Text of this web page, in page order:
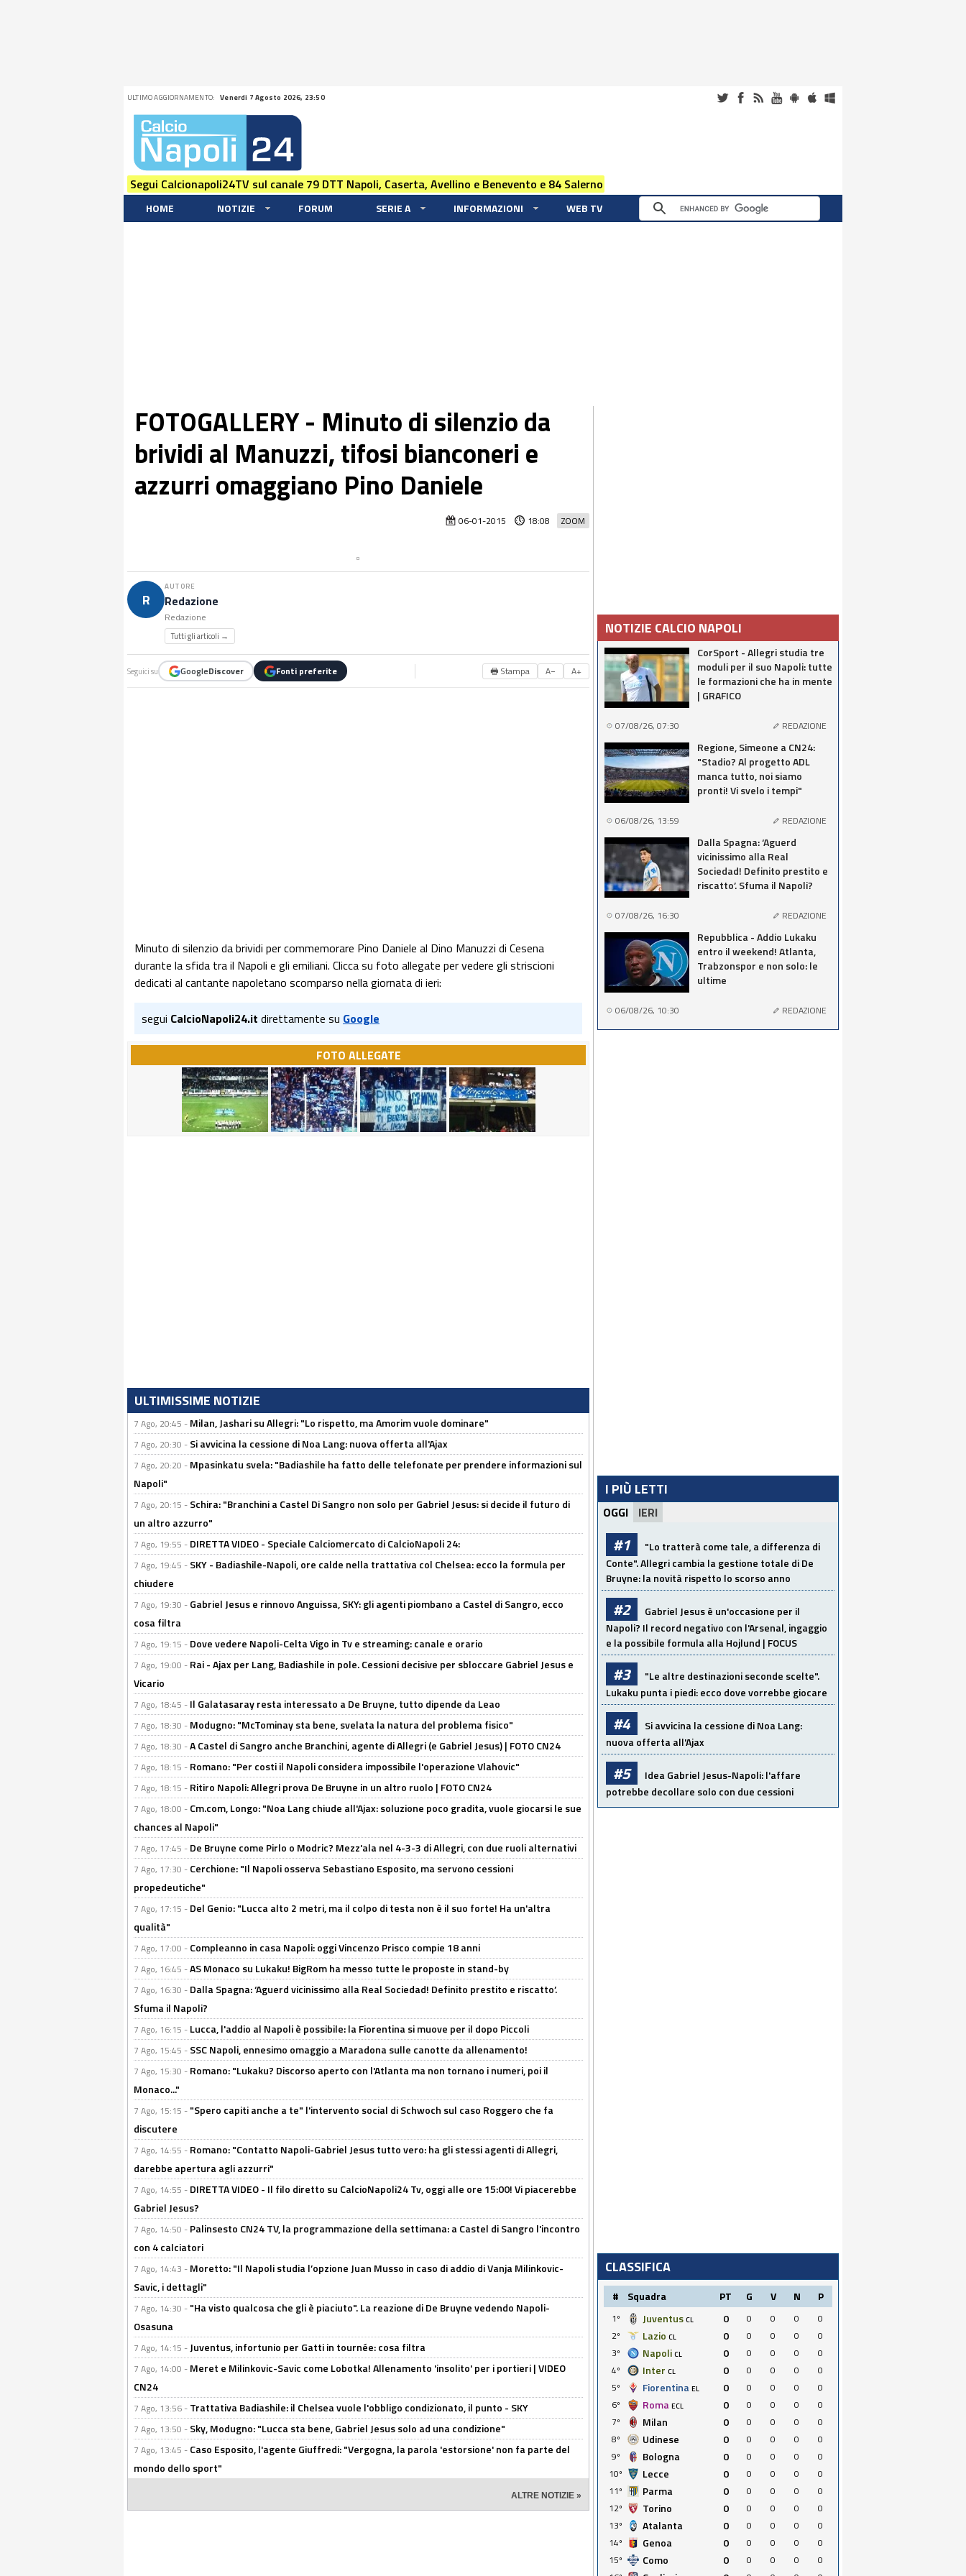
ULTIMO AGGIORNAMENTO: Venerdi 7 Agosto 2026, 23:50
Segui Calcionapoli24TV sul canale 79 DTT Napoli, Caserta, Avellino e Benevento e 84 Salerno
HOME NOTIZIE FORUM SERIE A INFORMAZIONI WEB TV
FOTOGALLERY - Minuto di silenzio da
brividi al Manuzzi, tifosi bianconeri e
azzurri omaggiano Pino Daniele
ZOOM
06-01-2015 18:08
R
AUTORE
Redazione
Redazione
Tutti gli articoli →
Seguici su GoogleDiscover Fonti preferite 🖶 Stampa A− A+
Minuto di silenzio da brividi per commemorare Pino Daniele al Dino Manuzzi di Cesena
durante la sfida tra il Napoli e gli emiliani. Clicca su foto allegate per vedere gli striscioni
dedicati al cantante napoletano scomparso nella giornata di ieri:
segui CalcioNapoli24.it direttamente su Google
FOTO ALLEGATE
ULTIMISSIME NOTIZIE
7 Ago, 20:45 - Milan, Jashari su Allegri: "Lo rispetto, ma Amorim vuole dominare"
7 Ago, 20:30 - Si avvicina la cessione di Noa Lang: nuova offerta all'Ajax
7 Ago, 20:20 - Mpasinkatu svela: "Badiashile ha fatto delle telefonate per prendere informazioni sul
Napoli"
7 Ago, 20:15 - Schira: "Branchini a Castel Di Sangro non solo per Gabriel Jesus: si decide il futuro di
un altro azzurro"
7 Ago, 19:55 - DIRETTA VIDEO - Speciale Calciomercato di CalcioNapoli 24:
7 Ago, 19:45 - SKY - Badiashile-Napoli, ore calde nella trattativa col Chelsea: ecco la formula per
chiudere
7 Ago, 19:30 - Gabriel Jesus e rinnovo Anguissa, SKY: gli agenti piombano a Castel di Sangro, ecco
cosa filtra
7 Ago, 19:15 - Dove vedere Napoli-Celta Vigo in Tv e streaming: canale e orario
7 Ago, 19:00 - Rai - Ajax per Lang, Badiashile in pole. Cessioni decisive per sbloccare Gabriel Jesus e
Vicario
7 Ago, 18:45 - Il Galatasaray resta interessato a De Bruyne, tutto dipende da Leao
7 Ago, 18:30 - Modugno: "McTominay sta bene, svelata la natura del problema fisico"
7 Ago, 18:30 -A Castel di Sangro anche Branchini, agente di Allegri (e Gabriel Jesus) | FOTO CN24
7 Ago, 18:15 - Romano: "Per costi il Napoli considera impossibile l'operazione Vlahovic"
7 Ago, 18:15 - Ritiro Napoli: Allegri prova De Bruyne in un altro ruolo | FOTO CN24
7 Ago, 18:00 - Cm.com, Longo: "Noa Lang chiude all'Ajax: soluzione poco gradita, vuole giocarsi le sue
chances al Napoli"
7 Ago, 17:45 - De Bruyne come Pirlo o Modric? Mezz'ala nel 4-3-3 di Allegri, con due ruoli alternativi
7 Ago, 17:30 - Cerchione: "Il Napoli osserva Sebastiano Esposito, ma servono cessioni
propedeutiche"
7 Ago, 17:15 - Del Genio: "Lucca alto 2 metri, ma il colpo di testa non è il suo forte! Ha un'altra
qualità"
7 Ago, 17:00 - Compleanno in casa Napoli: oggi Vincenzo Prisco compie 18 anni
7 Ago, 16:45 -AS Monaco su Lukaku! BigRom ha messo tutte le proposte in stand-by
7 Ago, 16:30 - Dalla Spagna: ‘Aguerd vicinissimo alla Real Sociedad! Definito prestito e riscatto’.
Sfuma il Napoli?
7 Ago, 16:15 - Lucca, l'addio al Napoli è possibile: la Fiorentina si muove per il dopo Piccoli
7 Ago, 15:45 - SSC Napoli, ennesimo omaggio a Maradona sulle canotte da allenamento!
7 Ago, 15:30 - Romano: "Lukaku? Discorso aperto con l'Atlanta ma non tornano i numeri, poi il
Monaco..."
7 Ago, 15:15 - "Spero capiti anche a te" l'intervento social di Schwoch sul caso Roggero che fa
discutere
7 Ago, 14:55 - Romano: "Contatto Napoli-Gabriel Jesus tutto vero: ha gli stessi agenti di Allegri,
darebbe apertura agli azzurri"
7 Ago, 14:55 - DIRETTA VIDEO - Il filo diretto su CalcioNapoli24 Tv, oggi alle ore 15:00! Vi piacerebbe
Gabriel Jesus?
7 Ago, 14:50 - Palinsesto CN24 TV, la programmazione della settimana: a Castel di Sangro l'incontro
con 4 calciatori
7 Ago, 14:43 - Moretto: "Il Napoli studia l’opzione Juan Musso in caso di addio di Vanja Milinkovic-
Savic, i dettagli"
7 Ago, 14:30 - "Ha visto qualcosa che gli è piaciuto". La reazione di De Bruyne vedendo Napoli-
Osasuna
7 Ago, 14:15 - Juventus, infortunio per Gatti in tournée: cosa filtra
7 Ago, 14:00 - Meret e Milinkovic-Savic come Lobotka! Allenamento 'insolito' per i portieri | VIDEO
CN24
7 Ago, 13:56 - Trattativa Badiashile: il Chelsea vuole l'obbligo condizionato, il punto - SKY
7 Ago, 13:50 - Sky, Modugno: "Lucca sta bene, Gabriel Jesus solo ad una condizione"
7 Ago, 13:45 - Caso Esposito, l'agente Giuffredi: "Vergogna, la parola 'estorsione' non fa parte del
mondo dello sport"
ALTRE NOTIZIE »
NOTIZIE CALCIO NAPOLI
CorSport - Allegri studia tre
moduli per il suo Napoli: tutte
le formazioni che ha in mente
| GRAFICO
07/08/26, 07:30 REDAZIONE
Regione, Simeone a CN24:
"Stadio? Al progetto ADL
manca tutto, noi siamo
pronti! Vi svelo i tempi"
06/08/26, 13:59 REDAZIONE
Dalla Spagna: ‘Aguerd
vicinissimo alla Real
Sociedad! Definito prestito e
riscatto’. Sfuma il Napoli?
07/08/26, 16:30 REDAZIONE
Repubblica - Addio Lukaku
entro il weekend! Atlanta,
Trabzonspor e non solo: le
ultime
06/08/26, 10:30 REDAZIONE
I PIÙ LETTI
OGGI IERI
#1
"Lo tratterà come tale, a differenza di
Conte". Allegri cambia la gestione totale di De
Bruyne: la novità rispetto lo scorso anno
#2
Gabriel Jesus è un'occasione per il
Napoli? Il record negativo con l'Arsenal, ingaggio
e la possibile formula alla Hojlund | FOCUS
#3
"Le altre destinazioni seconde scelte".
Lukaku punta i piedi: ecco dove vorrebbe giocare
#4
Si avvicina la cessione di Noa Lang:
nuova offerta all'Ajax
#5
Idea Gabriel Jesus-Napoli: l'affare
potrebbe decollare solo con due cessioni
CLASSIFICA
# Squadra PT G V N P
1º Juventus CL 0 0 0 0
0
2º
Lazio CL 0 0 0 0
0
3º
Napoli CL 0 0 0 0
0
4º
Inter CL 0 0 0 0
0
5º
Fiorentina EL 0 0 0 0
0
6º
Roma ECL 0 0 0 0
0
7º
Milan 0 0 0 0
0
8º
Udinese 0 0 0 0
0
9º
Bologna 0 0 0 0
0
10º
Lecce 0 0 0 0
0
11º
Parma 0 0 0 0
0
12º
Torino 0 0 0 0
0
13º
Atalanta 0 0 0 0
0
14º
Genoa 0 0 0 0
0
15º
Como 0 0 0 0
0